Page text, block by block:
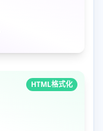
HTML格式化